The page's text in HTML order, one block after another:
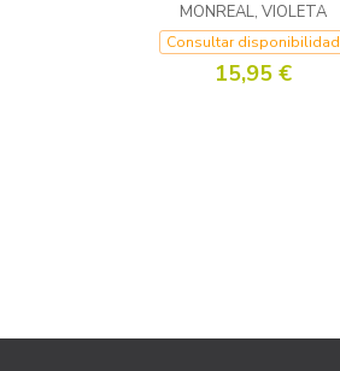
MONREAL, VIOLETA
Consultar disponibilidad
15,95 €